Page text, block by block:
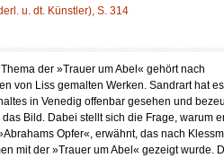
u. dt. Künstler), S. 314
der »Trauer um Abel« gehört nach
von Liss gemalten Werken. Sandrart hat es
in Venedig offenbar gesehen und
Bild. Dabei stellt sich die Frage, warum
Opfer«, erwähnt, das nach
mit der »Trauer um Abel« gezeigt wurde.